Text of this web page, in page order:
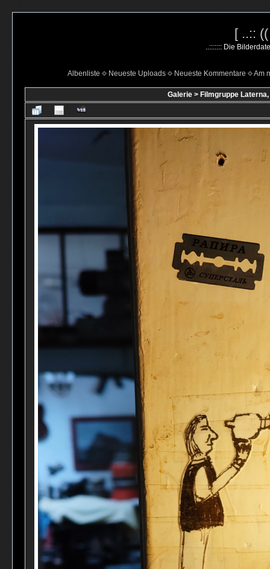
[ ..::
..::::::: Die
Albenliste Neueste Uploads Neueste Kommentare Am
Galerie > Filmgruppe